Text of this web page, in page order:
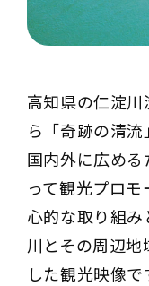
高知県の仁淀
ら「奇跡の清
国内外に広め
って観光プロ
心的な取り組み
川とその周辺地
した観光映像で